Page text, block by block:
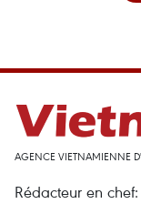
AGENCE VIETNAMIENNE
Rédacteur en